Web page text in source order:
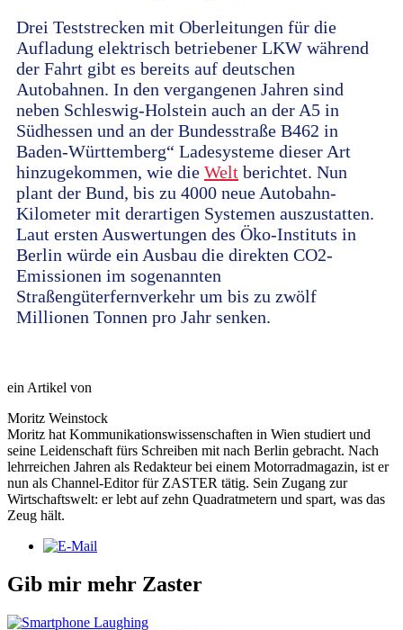
Drei Teststrecken mit Oberleitungen für die
Aufladung elektrisch betriebener LKW während
der Fahrt gibt es bereits auf deutschen
Autobahnen. In den vergangenen Jahren sind
neben Schleswig-Holstein auch an der A5 in
Südhessen und an der Bundesstraße B462 in
Baden-Württemberg“ Ladesysteme dieser Art
hinzugekommen, wie die Welt berichtet. Nun
plant der Bund, bis zu 4000 neue Autobahn-
Kilometer mit derartigen Systemen auszustatten.
Laut ersten Auswertungen des Öko-Instituts in
Berlin würde ein Ausbau die direkten CO2-
Emissionen im sogenannten
Straßengüterfernverkehr um bis zu zwölf
Millionen Tonnen pro Jahr senken.
ein Artikel von
Moritz Weinstock
Moritz hat Kommunikationswissenschaften in Wien studiert und
seine Leidenschaft fürs Schreiben mit nach Berlin gebracht. Nach
lehrreichen Jahren als Redakteur bei einem Motorradmagazin, ist er
nun als Channel-Editor für ZASTER tätig. Sein Zugang zur
Wirtschaftswelt: er lebt auf zehn Quadratmetern und spart, was das
Zeug hält.
Gib mir mehr Zaster